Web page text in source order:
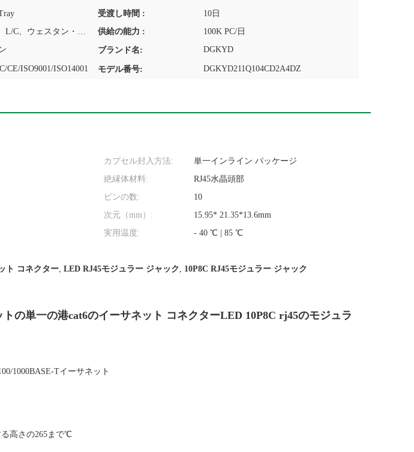
受渡し時間 :
10日
T/T、D/P、D/A、L/C、ウェスタン・ユニオン、MoneyGram 供給の能力 : 100K PC/日
ブランド名: DGKYD
CE/ISO9001/ISO14001 モデル番号: DGKYD211Q104CD2A4DZ
カプセル封入方法:
単一インライン パッケージ
絶縁体材料:
RJ45水晶頭部
ピンの数:
10
次元（mm）:
15.95* 21.35*13.6mm
実用温度:
- 40 ℃ | 85 ℃
ト コネクター, LED RJ45モジュラー ジャック , 10P8C RJ45モジュラー ジャック
の単一の港cat6のイーサネット コネクターLED 10P8C rj45のモジュラ
1000BASE-Tイーサネット
高さの265まで℃